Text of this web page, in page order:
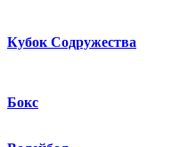
Кубок Содружества
Бокс